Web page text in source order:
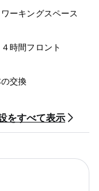
Twin or Triple
4 people.
a valid passport
not have a lift, so
ワーキングスペース
４時間フロント
交換
をすべて表示